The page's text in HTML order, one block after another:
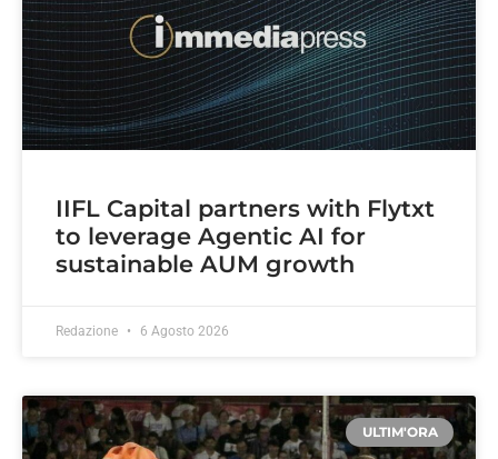
IIFL Capital partners with Flytxt
to leverage Agentic AI for
sustainable AUM growth
Redazione 6 Agosto 2026
ULTIM'ORA